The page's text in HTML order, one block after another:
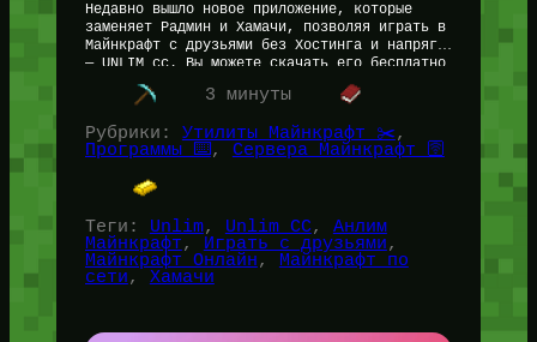
Недавно вышло новое приложение, которые
заменяет Радмин и Хамачи, позволяя играть в
Майнкрафт с друзьями без Хостинга и напряга
— UNLIM cc. Вы можете скачать его бесплатно
(последнюю рабочую версию)…
3 минуты
Рубрики: Утилиты Майнкрафт ✂️
Программы ⌨️, Сервера Майнкрафт 🛜
Теги: Unlim, Unlim CC, Анлим
Майнкрафт, Играть с друзьями
Майнкрафт Онлайн,
Майнкрафт по
сети, Хамачи